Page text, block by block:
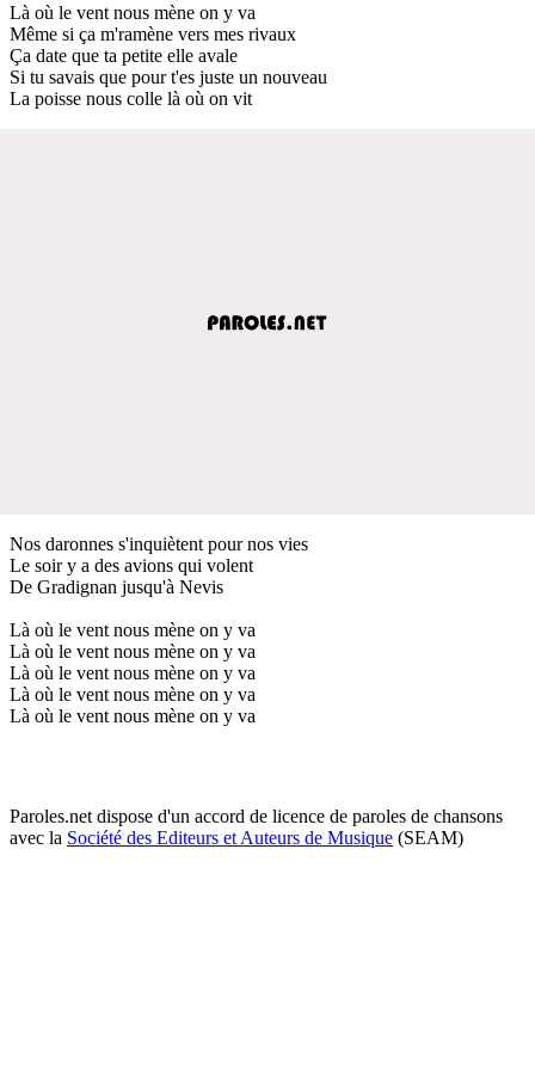
Là où le vent nous mène on y va
Même si ça m'ramène vers mes rivaux
Ça date que ta petite elle avale
Si tu savais que pour t'es juste un nouveau
La poisse nous colle là où on vit
Nos daronnes s'inquiètent pour nos vies
Le soir y a des avions qui volent
De Gradignan jusqu'à Nevis
Là où le vent nous mène on y va
Là où le vent nous mène on y va
Là où le vent nous mène on y va
Là où le vent nous mène on y va
Là où le vent nous mène on y va
Paroles.net dispose d'un accord de licence de paroles de chansons
avec la Société des Editeurs et Auteurs de Musique (SEAM)